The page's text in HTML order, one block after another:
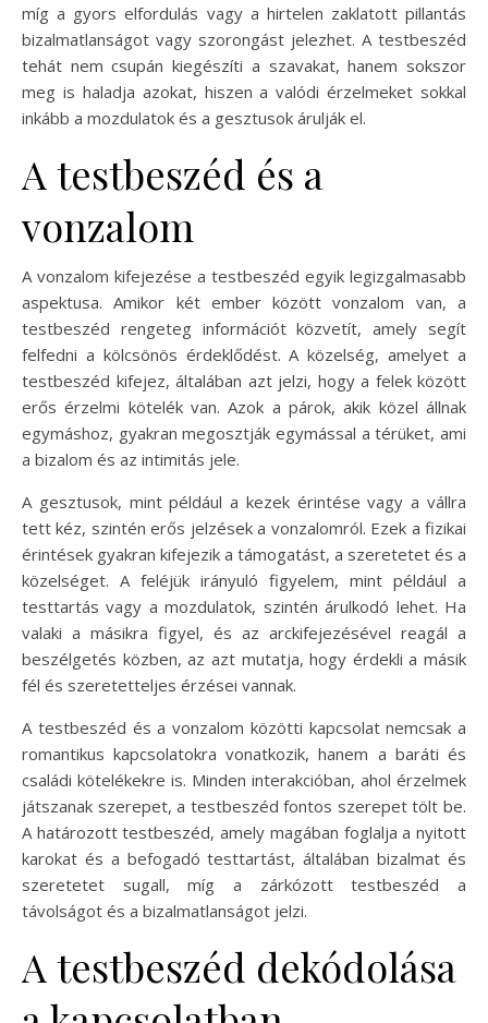
míg a gyors elfordulás vagy a hirtelen zaklatott pillantás
bizalmatlanságot vagy szorongást jelezhet. A testbeszéd
tehát nem csupán kiegészíti a szavakat, hanem sokszor
meg is haladja azokat, hiszen a valódi érzelmeket sokkal
inkább a mozdulatok és a gesztusok árulják el.
A testbeszéd és a
vonzalom
A vonzalom kifejezése a testbeszéd egyik legizgalmasabb
aspektusa. Amikor két ember között vonzalom van, a
testbeszéd rengeteg információt közvetít, amely segít
felfedni a kölcsönös érdeklődést. A közelség, amelyet a
testbeszéd kifejez, általában azt jelzi, hogy a felek között
erős érzelmi kötelék van. Azok a párok, akik közel állnak
egymáshoz, gyakran megosztják egymással a térüket, ami
a bizalom és az intimitás jele.
A gesztusok, mint például a kezek érintése vagy a vállra
tett kéz, szintén erős jelzések a vonzalomról. Ezek a fizikai
érintések gyakran kifejezik a támogatást, a szeretetet és a
közelséget. A feléjük irányuló figyelem, mint például a
testtartás vagy a mozdulatok, szintén árulkodó lehet. Ha
valaki a másikra figyel, és az arckifejezésével reagál a
beszélgetés közben, az azt mutatja, hogy érdekli a másik
fél és szeretetteljes érzései vannak.
A testbeszéd és a vonzalom közötti kapcsolat nemcsak a
romantikus kapcsolatokra vonatkozik, hanem a baráti és
családi kötelékekre is. Minden interakcióban, ahol érzelmek
játszanak szerepet, a testbeszéd fontos szerepet tölt be.
A határozott testbeszéd, amely magában foglalja a nyitott
karokat és a befogadó testtartást, általában bizalmat és
szeretetet sugall, míg a zárkózott testbeszéd a
távolságot és a bizalmatlanságot jelzi.
A testbeszéd dekódolása